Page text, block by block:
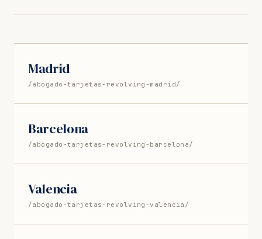
Madrid
/abogado-tarjetas-revolving-madrid/
Barcelona
/abogado-tarjetas-revolving-barcelona/
Valencia
/abogado-tarjetas-revolving-valencia/